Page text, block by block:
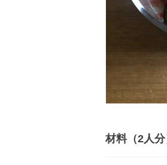
材料（2人分